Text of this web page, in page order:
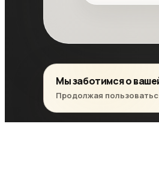
Мы заботимся о
Продолжая